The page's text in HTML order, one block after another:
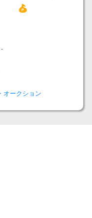
-
オークション